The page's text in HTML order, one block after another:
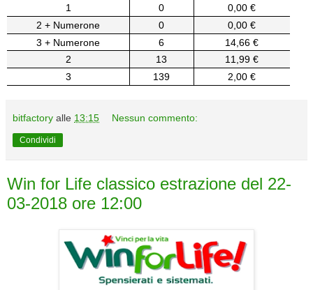
1
0
0,00 €
2 + Numerone
0
0,00 €
3 + Numerone
6
14,66 €
2
13
11,99 €
3
139 2,00 €
bitfactory alle 13:15 Nessun commento:
Condividi
Win for Life classico estrazione del 22-
03-2018 ore 12:00